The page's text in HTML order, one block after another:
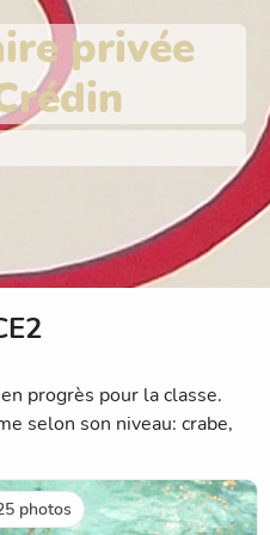
privée
progrès pour la classe.
selon son niveau: crabe,
photos